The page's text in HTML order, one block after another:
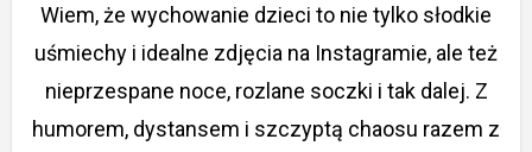
Wiem, że wychowanie dzieci to nie tylko słodkie
uśmiechy i idealne zdjęcia na Instagramie, ale też
nieprzespane noce, rozlane soczki i tak dalej. Z
humorem, dystansem i szczyptą chaosu razem z